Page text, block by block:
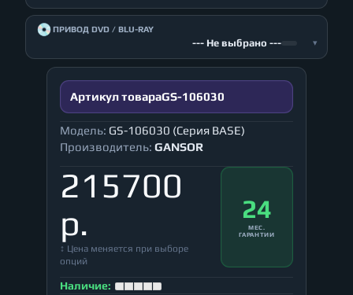
💿ПРИВОД DVD / BLU-RAY
--- Не выбрано --- ▾
Артикул товараGS-106030
Модель: GS-106030 (Серия BASE)
Производитель: GANSOR
215700
р.
↕ Цена меняется при выборе
опций
24
МЕС.
ГАРАНТИИ
Наличие: